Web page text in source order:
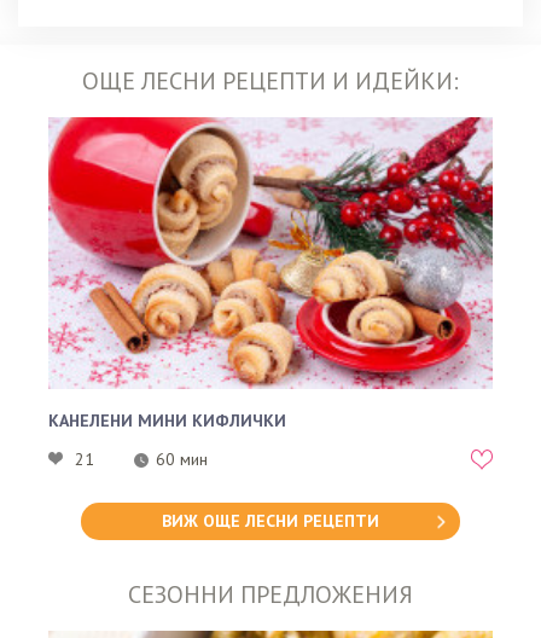
ОЩЕ ЛЕСНИ РЕЦЕПТИ И ИДЕЙКИ:
КАНЕЛЕНИ МИНИ КИФЛИЧКИ
21
60 мин
ВИЖ ОЩЕ ЛЕСНИ РЕЦЕПТИ
СЕЗОННИ ПРЕДЛОЖЕНИЯ